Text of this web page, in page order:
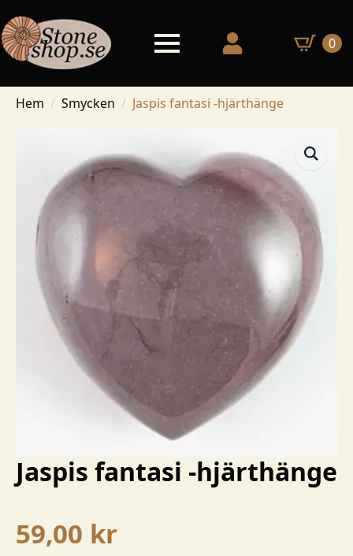
0
Hem Smycken Jaspis fantasi -hjärthänge
Jaspis fantasi -hjärthänge
59,00 kr